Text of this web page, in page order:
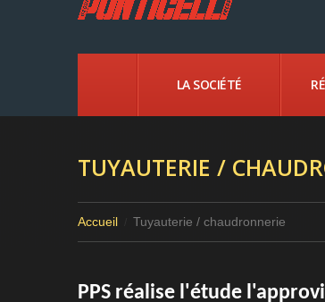
ACCUEILLA SOCIÉTÉ
TUYAUTERIE /
Accueil Tuyauterie / chaudronnerie
PPS réalise l'étude